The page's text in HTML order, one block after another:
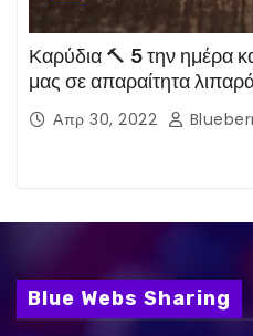
Καρύδια 🔨 5 την ημέρα
μας σε απαραίτητα
Απρ 30, 2022
Blue Webs Sharing